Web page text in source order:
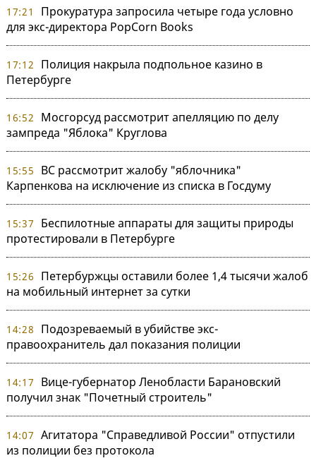
17:21
Прокуратура запросила четыре года условно
для экс-директора PopCorn Books
17:12
Полиция накрыла подпольное казино в
Петербурге
16:52
Мосгорсуд рассмотрит апелляцию по делу
зампреда "Яблока" Круглова
15:55
ВС рассмотрит жалобу "яблочника"
Карпенкова на исключение из списка в Госдуму
15:37
Беспилотные аппараты для защиты природы
протестировали в Петербурге
15:26
Петербуржцы оставили более 1,4 тысячи жалоб
на мобильный интернет за сутки
14:28
Подозреваемый в убийстве экс-
правоохранитель дал показания полиции
14:17
Вице-губернатор Ленобласти Барановский
получил знак "Почетный строитель"
14:07 Агитатора "Справедливой России" отпустили
из полиции без протокола